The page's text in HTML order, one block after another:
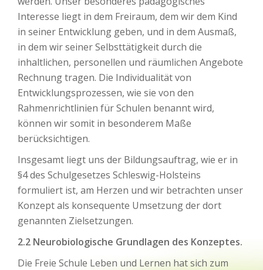
Interesse liegt in dem Freiraum, dem wir dem Kind
in seiner Entwicklung geben, und in dem Ausmaß,
in dem wir seiner Selbsttätigkeit durch die
inhaltlichen, personellen und räumlichen Angebote
Rechnung tragen. Die Individualität von
Entwicklungsprozessen, wie sie von den
Rahmenrichtlinien für Schulen benannt wird,
können wir somit in besonderem Maße
berücksichtigen.
Insgesamt liegt uns der Bildungsauftrag, wie er in
§4 des Schulgesetzes Schleswig-Holsteins
formuliert ist, am Herzen und wir betrachten unser
Konzept als konsequente Umsetzung der dort
genannten Zielsetzungen.
2.2 Neurobiologische Grundlagen des Konzeptes.
Die Freie Schule Leben und Lernen hat sich zum